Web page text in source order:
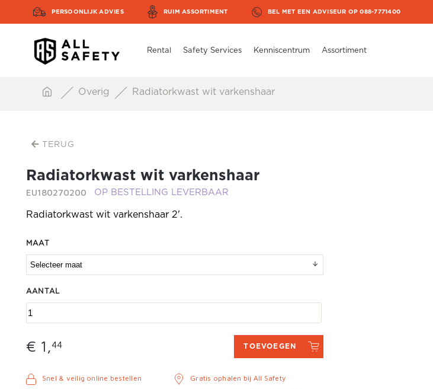
PERSOONLIJK ADVIES RUIM ASSORTIMENT BEL MET EEN ADVISEUR OP 088-7771400
Rental Safety Services Kenniscentrum Assortiment
Overig Radiatorkwast wit varkenshaar
TERUG
Radiatorkwast wit varkenshaar
EU180270200 OP BESTELLING LEVERBAAR
Radiatorkwast wit varkenshaar 2'.
MAAT
AANTAL
€ 1,44 TOEVOEGEN
Snel & veilig online bestellen
Gratis ophalen bij All Safety